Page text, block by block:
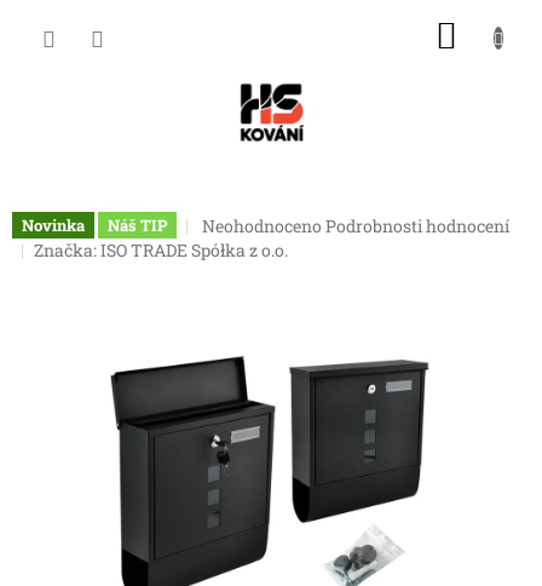
Novinka Náš TIP
Průměrné
hodnocení
5
hvězdiček.
Neohodnoceno Podrobnosti hodnocení
Značka:ISO TRADE Spółka z o.o.